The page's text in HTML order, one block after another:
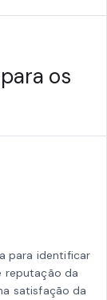
os
para identificar
reputação da
satisfação da